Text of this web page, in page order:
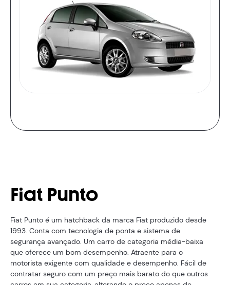
Fiat Punto
Fiat Punto é um hatchback da marca Fiat produzido desde
1993. Conta com tecnologia de ponta e sistema de
segurança avançado. Um carro de categoria média-baixa
que oferece um bom desempenho. Atraente para o
motorista exigente com qualidade e desempenho. Fácil de
contratar seguro com um preço mais barato do que outros